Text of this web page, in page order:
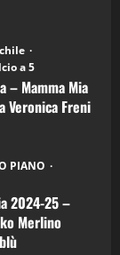
a 5
– Mamma Mia
Freni
PIANO
2024-25 –
Merlino
28^ Puntata
27^ Puntata